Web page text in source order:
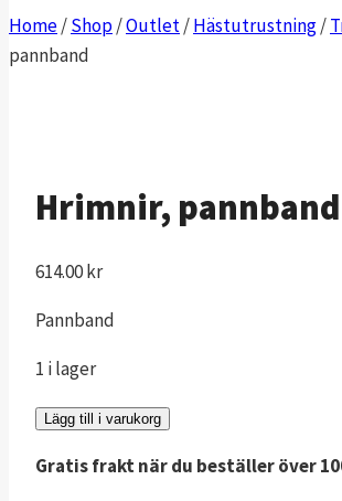
Home/Shop/Outlet/Hästutrustning/
pannband
Hrimnir, pannband
614.00kr
Pannband
1 i lager
Hrimnir,
mängd
Lägg till i varukorg
Gratis frakt när du beställer över